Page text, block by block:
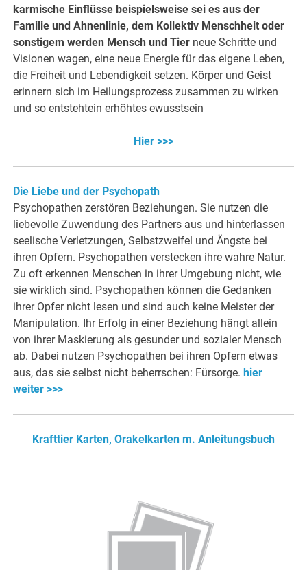
karmische Einflüsse beispielsweise sei es aus der
Familie und Ahnenlinie, dem Kollektiv Menschheit oder
sonstigem werden Mensch und Tier neue Schritte und
Visionen wagen, eine neue Energie für das eigene Leben,
die Freiheit und Lebendigkeit setzen. Körper und Geist
erinnern sich im Heilungsprozess zusammen zu wirken
und so entstehtein erhöhtes ewusstsein
Hier >>>
Die Liebe und der Psychopath
Psychopathen zerstören Beziehungen. Sie nutzen die
liebevolle Zuwendung des Partners aus und hinterlassen
seelische Verletzungen, Selbstzweifel und Ängste bei
ihren Opfern. Psychopathen verstecken ihre wahre Natur.
Zu oft erkennen Menschen in ihrer Umgebung nicht, wie
sie wirklich sind. Psychopathen können die Gedanken
ihrer Opfer nicht lesen und sind auch keine Meister der
Manipulation. Ihr Erfolg in einer Beziehung hängt allein
von ihrer Maskierung als gesunder und sozialer Mensch
ab. Dabei nutzen Psychopathen bei ihren Opfern etwas
aus, das sie selbst nicht beherrschen: Fürsorge. hier
weiter >>>
Krafttier Karten, Orakelkarten m. Anleitungsbuch